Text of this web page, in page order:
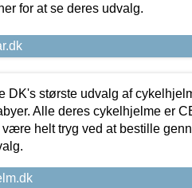
for at se deres udvalg.
DK's største udvalg af
Alle deres cykelhjelme er
helt tryg ved at bestille